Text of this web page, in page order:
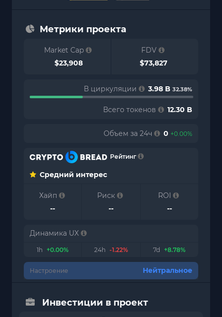
Метрики проекта
Market Cap
$23,908
FDV
$73,827
В циркуляции 3.98 B 32.38%
Всего токенов 12.30 B
Объем за 24ч 0 +0.00%
Рейтинг
Средний интерес
Хайп
--
Риск
--
ROI
--
Динамика UX
1h +0.00% 24h -1.22% 7d +8.78%
Настроение Нейтральное
Инвестиции в проект